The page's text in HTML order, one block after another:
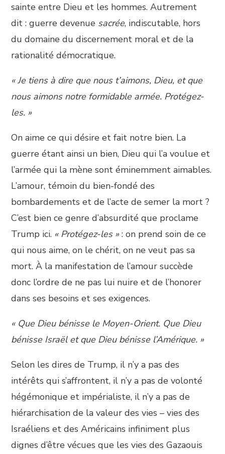
sainte entre Dieu et les hommes. Autrement
dit : guerre devenue sacrée, indiscutable, hors
du domaine du discernement moral et de la
rationalité démocratique.
« Je tiens à dire que nous t’aimons, Dieu, et que
nous aimons notre formidable armée. Protégez-
les. »
On aime ce qui désire et fait notre bien. La
guerre étant ainsi un bien, Dieu qui l’a voulue et
l’armée qui la mène sont éminemment aimables.
L’amour, témoin du bien-fondé des
bombardements et de l’acte de semer la mort ?
C’est bien ce genre d’absurdité que proclame
Trump ici. « Protégez-les » : on prend soin de ce
qui nous aime, on le chérit, on ne veut pas sa
mort. À la manifestation de l’amour succède
donc l’ordre de ne pas lui nuire et de l’honorer
dans ses besoins et ses exigences.
« Que Dieu bénisse le Moyen-Orient. Que Dieu
bénisse Israël et que Dieu bénisse l’Amérique. »
Selon les dires de Trump, il n’y a pas des
intérêts qui s’affrontent, il n’y a pas de volonté
hégémonique et impérialiste, il n’y a pas de
hiérarchisation de la valeur des vies – vies des
Israéliens et des Américains infiniment plus
dignes d’être vécues que les vies des Gazaouis